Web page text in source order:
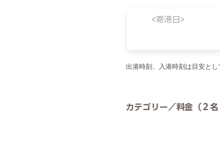
<寄港日>
出港時刻、入港時刻は目安と
カテゴリー／料金（２名